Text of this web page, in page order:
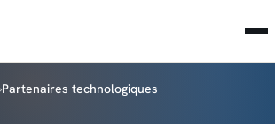
Partenaires technologiques